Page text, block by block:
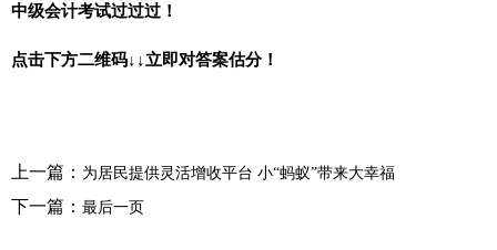
中级会计考试过过过！
点击下方二维码↓↓立即对答案估分！
上一篇： 为居民提供灵活增收平台 小“蚂蚁”带来大幸福
下一篇： 最后一页